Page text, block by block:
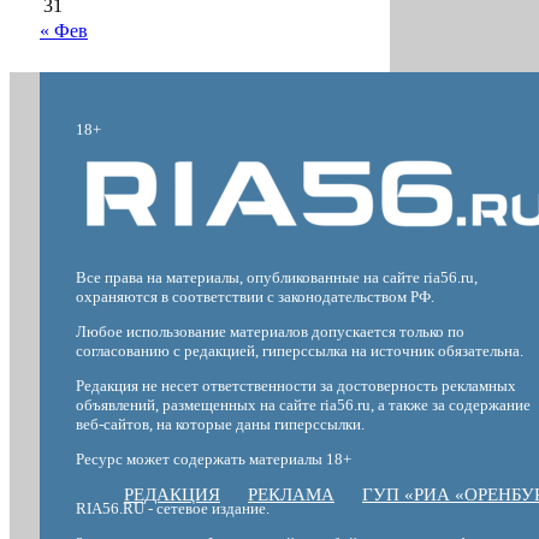
31
« Фев
18+
Все права на материалы, опубликованные на сайте ria56.ru,
охраняются в соответствии с законодательством РФ.
Любое использование материалов допускается только по
согласованию с редакцией, гиперссылка на источник обязательна.
Редакция не несет ответственности за достоверность рекламных
объявлений, размещенных на сайте ria56.ru, а также за содержание
веб-сайтов, на которые даны гиперссылки.
Ресурс может содержать материалы 18+
РЕДАКЦИЯ РЕКЛАМА ГУП «РИА
RIA56.RU - сетевое издание.